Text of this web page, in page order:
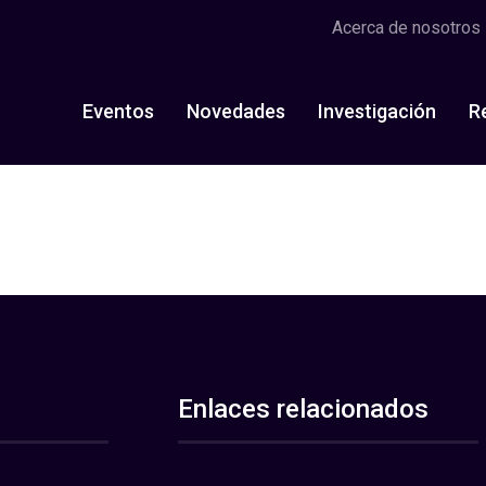
Acerca de nosotros
Eventos Novedades Investigación
Enlaces relacionados